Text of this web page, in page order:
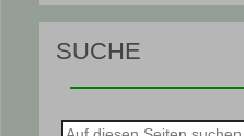
SUCHE
Suche